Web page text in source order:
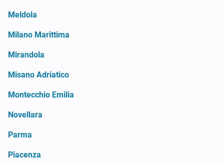
Meldola
Milano Marittima
Mirandola
Misano Adriatico
Montecchio Emilia
Novellara
Parma
Piacenza